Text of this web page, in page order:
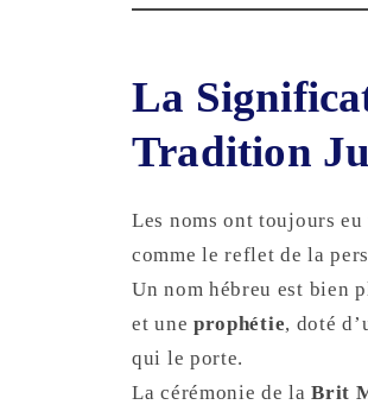
La
Tradition
Les noms ont toujours
comme le reflet de la
Un nom hébreu est bien
et une prophétie, doté
qui le porte.
La cérémonie de laBrit